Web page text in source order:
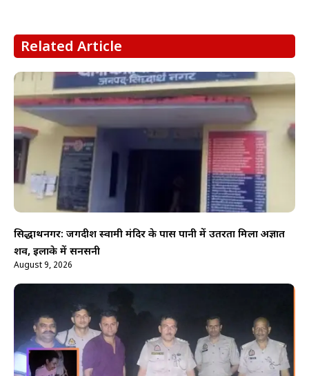
Related Article
सिद्धार्थनगर: जगदीश स्वामी मंदिर के पास पानी में उतरता मिला अज्ञात
शव, इलाके में सनसनी
August 9, 2026